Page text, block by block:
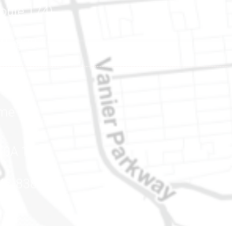
174)
8387
1W1
8387